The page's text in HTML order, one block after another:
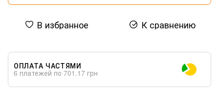
В избранное К сравнению
ОПЛАТА ЧАСТЯМИ
6 платежей по 701.17 грн